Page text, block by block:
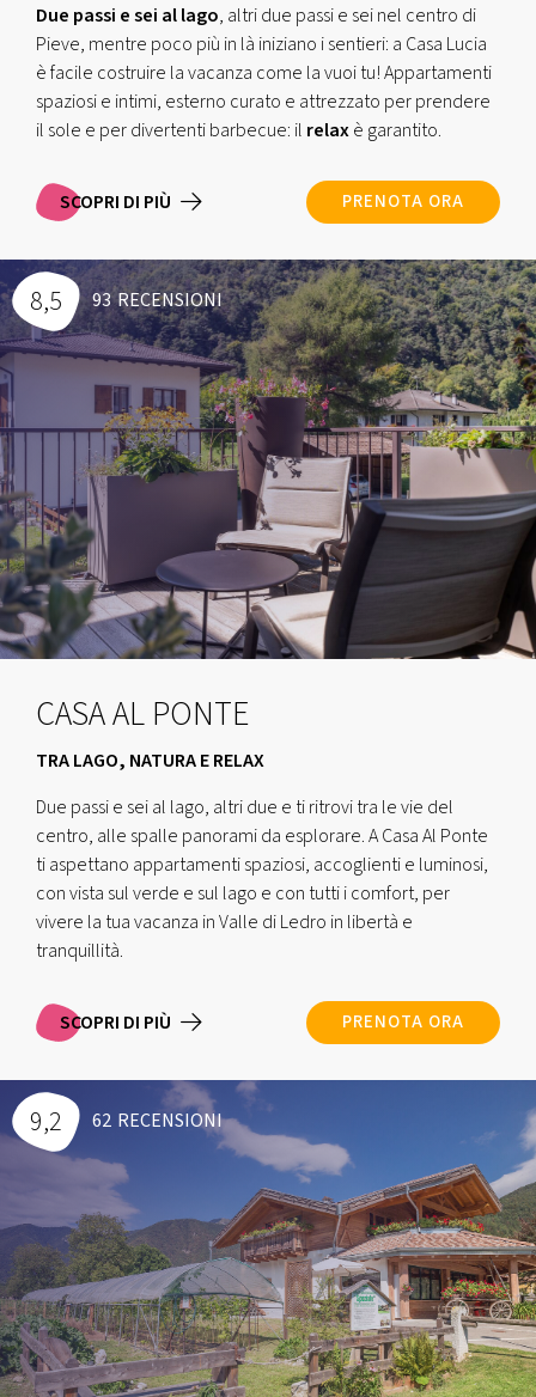
Due passi e sei al lago, altri due passi e sei nel centro di
Pieve, mentre poco più in là iniziano i sentieri: a Casa Lucia
è facile costruire la vacanza come la vuoi tu! Appartamenti
spaziosi e intimi, esterno curato e attrezzato per prendere
il sole e per divertenti barbecue: il relaxè garantito.
SCOPRI DI PIÙ PRENOTA ORA
8,5 93 RECENSIONI
CASA AL PONTE
TRA LAGO, NATURA E RELAX
Due passi e sei al lago, altri due e ti ritrovi tra le vie del
centro, alle spalle panorami da esplorare. A Casa Al Ponte
ti aspettano appartamenti spaziosi, accoglienti e luminosi,
con vista sul verde e sul lago e con tutti i comfort, per
vivere la tua vacanza in Valle di Ledro in libertà e
tranquillità.
SCOPRI DI PIÙ PRENOTA ORA
9,2 62 RECENSIONI